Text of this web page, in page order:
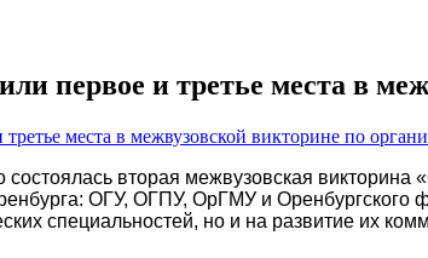
первое и третье места в
вторая межвузовская
ОГУ, ОГПУ, ОрГМУ и Оренбургского
специальностей, но и на развитие их